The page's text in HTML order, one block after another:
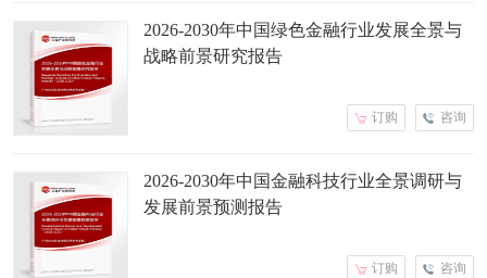
2026-2030年中国绿色金融行业发展全景与
战略前景研究报告
咨询
订购
2026-2030年中国金融科技行业全景调研与
发展前景预测报告
咨询
订购